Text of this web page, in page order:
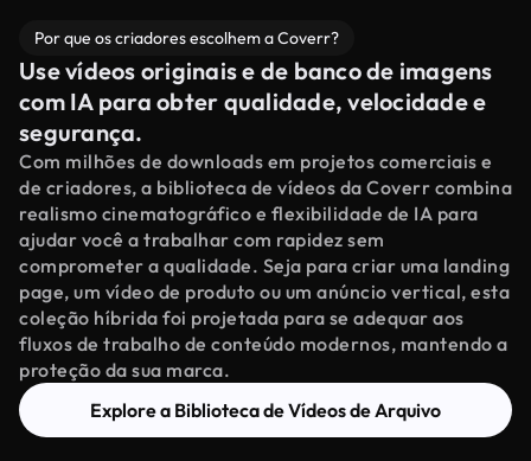
Por que os criadores escolhem a Coverr?
Use vídeos originais e de banco de imagens
com IA para obter qualidade, velocidade e
segurança.
Com milhões de downloads em projetos comerciais e
de criadores, a biblioteca de vídeos da Coverr combina
realismo cinematográfico e flexibilidade de IA para
ajudar você a trabalhar com rapidez sem
comprometer a qualidade. Seja para criar uma landing
page, um vídeo de produto ou um anúncio vertical, esta
coleção híbrida foi projetada para se adequar aos
fluxos de trabalho de conteúdo modernos, mantendo a
proteção da sua marca.
Explore a Biblioteca de Vídeos de Arquivo